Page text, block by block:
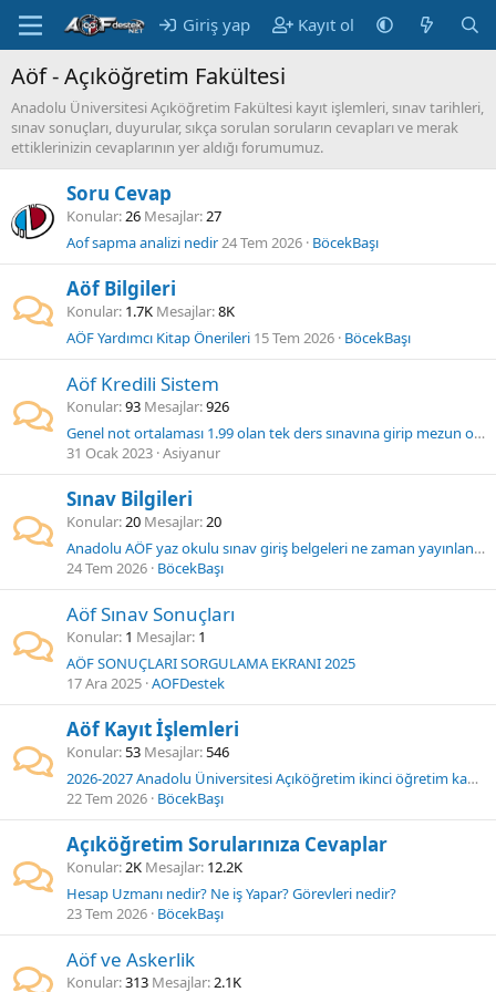
Giriş yap Kayıt ol
Aöf - Açıköğretim Fakültesi
Anadolu Üniversitesi Açıköğretim Fakültesi kayıt işlemleri, sınav tarihleri,
sınav sonuçları, duyurular, sıkça sorulan soruların cevapları ve merak
ettiklerinizin cevaplarının yer aldığı forumumuz.
Soru Cevap
Konular 26 Mesajlar 27
Aof sapma analizi nedir24 Tem 2026 BöcekBaşı
Aöf Bilgileri
Konular 1.7K Mesajlar 8K
AÖF Yardımcı Kitap Önerileri 15 Tem 2026 BöcekBaşı
Aöf Kredili Sistem
Konular 93 Mesajlar 926
Genel not ortalaması 1.99 olan tek ders sınavına girip mezun olabilirmi
31 Ocak 2023 Asiyanur
Sınav Bilgileri
Konular 20 Mesajlar 20
Anadolu AÖF yaz okulu sınav giriş belgeleri ne zaman yayınlanacak?
24 Tem 2026 BöcekBaşı
Aöf Sınav Sonuçları
Konular 1 Mesajlar 1
AÖF SONUÇLARI SORGULAMA EKRANI 2025
17 Ara 2025 AOFDestek
Aöf Kayıt İşlemleri
Konular 53 Mesajlar 546
2026-2027 Anadolu Üniversitesi Açıköğretim ikinci öğretim kayıt ve başvuru ne zaman başlıyor?
22 Tem 2026 BöcekBaşı
Açıköğretim Sorularınıza Cevaplar
Konular 2K Mesajlar 12.2K
Hesap Uzmanı nedir? Ne iş Yapar? Görevleri nedir?
23 Tem 2026 BöcekBaşı
Aöf ve Askerlik
Konular 313 Mesajlar 2.1K